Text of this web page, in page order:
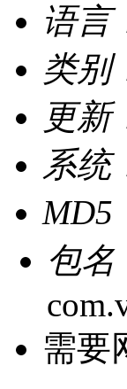
语言
类别
更新
系统
MD5
包名
需要